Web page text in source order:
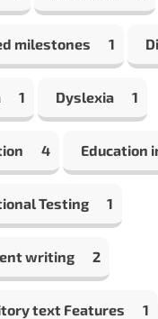
milestones 1
1 Dyslexia 1
4 Education
Testing 1
writing 2
text Features 1